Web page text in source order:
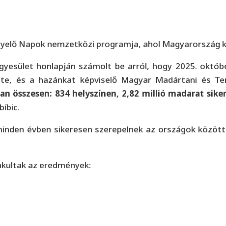
Napok nemzetközi programja, ahol Magyarország
honlapján számolt be arról, hogy 2025.
és a hazánkat képviselő Magyar Madártani és
összesen: 834 helyszínen, 2,82 millió madarat
évben sikeresen szerepelnek az országok
az eredmények: